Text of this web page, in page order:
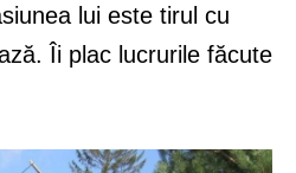
lui este tirul cu
Îi plac lucrurile făcute